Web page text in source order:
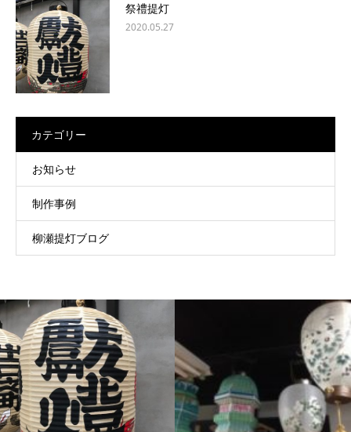
祭禮提灯
2020.05.27
カテゴリー
お知らせ
制作事例
柳瀬提灯ブログ